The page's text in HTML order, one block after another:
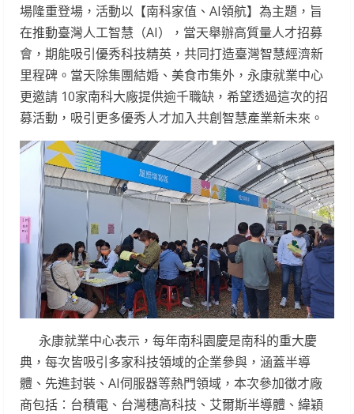
場隆重登場，活動以【南科家值、AI領航】為主題，旨
在推動臺灣人工智慧（AI），當天舉辦高質量人才招募
會，期能吸引優秀科技精英，共同打造臺灣智慧經濟新
里程碑。當天除集團結婚、美食市集外，永康就業中心
更邀請 10家南科大廠提供逾千職缺，希望透過這次的招
募活動，吸引更多優秀人才加入共創智慧產業新未來。
永康就業中心表示，每年南科園慶是南科的重大慶
典，每次皆吸引多家科技領域的企業參與，涵蓋半導
體、先進封裝、AI伺服器等熱門領域，本次參加徵才廠
商包括：台積電、台灣穗高科技、艾爾斯半導體、緯穎